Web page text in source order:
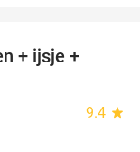
+ ijsje +
9.4 star